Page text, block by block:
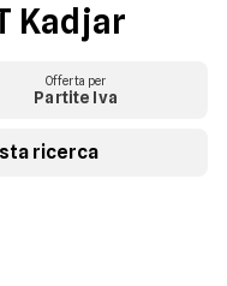
Kadjar
Offerta per
Partite Iva
ricerca